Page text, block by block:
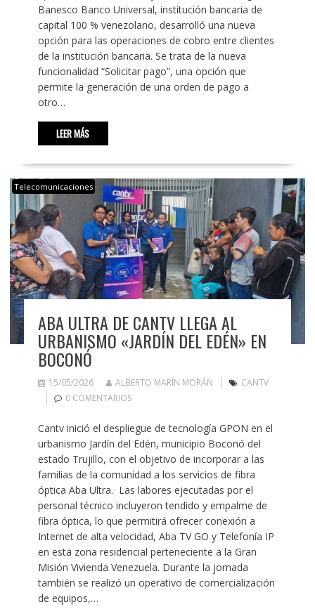
Banesco Banco Universal, institución bancaria de
capital 100 % venezolano, desarrolló una nueva
opción para las operaciones de cobro entre clientes
de la institución bancaria. Se trata de la nueva
funcionalidad “Solicitar pago”, una opción que
permite la generación de una orden de pago a
otro…
LEER MÁS
Telecomunicaciones
ABA ULTRA DE CANTV LLEGA AL
URBANISMO «JARDÍN DEL EDÉN» EN
BOCONÓ
15/05/2026 ALBERTO MARÍN MORÁN
CANTV
0 COMENTARIOS
Cantv inició el despliegue de tecnología GPON en el
urbanismo Jardín del Edén, municipio Boconó del
estado Trujillo, con el objetivo de incorporar a las
familias de la comunidad a los servicios de fibra
óptica Aba Ultra. Las labores ejecutadas por el
personal técnico incluyeron tendido y empalme de
fibra óptica, lo que permitirá ofrecer conexión a
Internet de alta velocidad, Aba TV GO y Telefonía IP
en esta zona residencial perteneciente a la Gran
Misión Vivienda Venezuela. Durante la jornada
también se realizó un operativo de comercialización
de equipos,…